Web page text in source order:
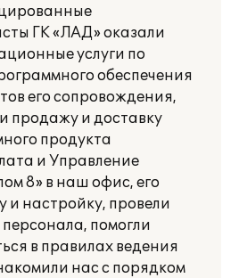
ГК «ЛАД» оказали
услуги по
обеспечения
его сопровождения,
продажу и доставку
продукта
и Управление
8» в наш офис, его
и настройку, провели
помогли
в правилах ведения
нас с порядком